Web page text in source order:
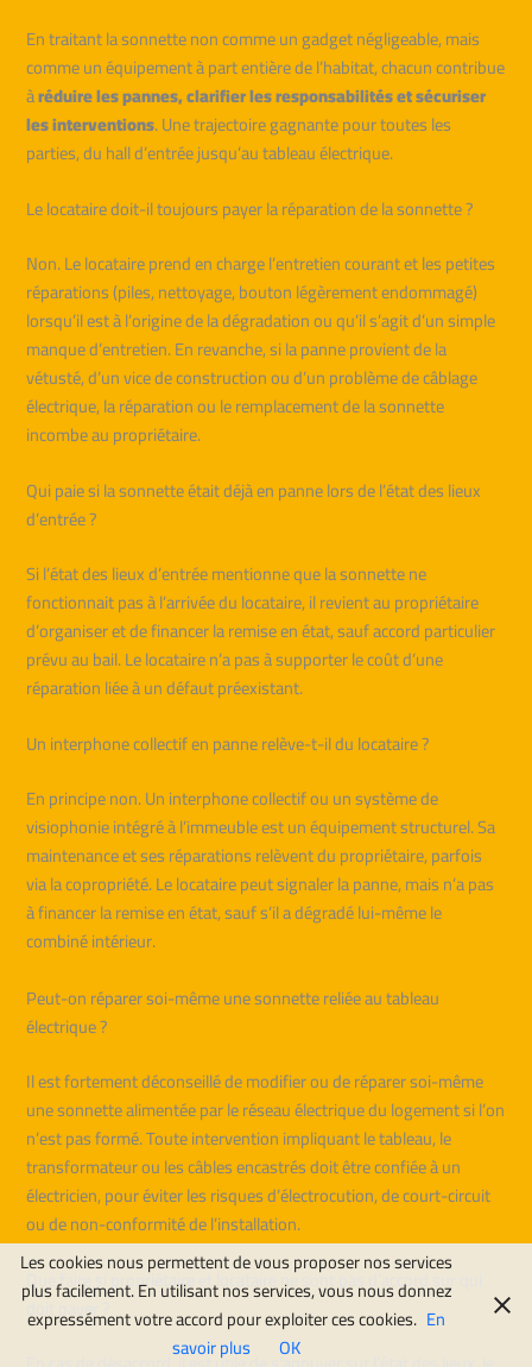
En traitant la sonnette non comme un gadget négligeable, mais
comme un équipement à part entière de l’habitat, chacun contribue
àréduire les pannes, clarifier les responsabilités et sécuriser
les interventions. Une trajectoire gagnante pour toutes les
parties, du hall d’entrée jusqu’au tableau électrique.
Le locataire doit-il toujours payer la réparation de la sonnette ?
Non. Le locataire prend en charge l’entretien courant et les petites
réparations (piles, nettoyage, bouton légèrement endommagé)
lorsqu’il est à l’origine de la dégradation ou qu’il s’agit d’un simple
manque d’entretien. En revanche, si la panne provient de la
vétusté, d’un vice de construction ou d’un problème de câblage
électrique, la réparation ou le remplacement de la sonnette
incombe au propriétaire.
Qui paie si la sonnette était déjà en panne lors de l’état des lieux
d’entrée ?
Si l’état des lieux d’entrée mentionne que la sonnette ne
fonctionnait pas à l’arrivée du locataire, il revient au propriétaire
d’organiser et de financer la remise en état, sauf accord particulier
prévu au bail. Le locataire n’a pas à supporter le coût d’une
réparation liée à un défaut préexistant.
Un interphone collectif en panne relève-t-il du locataire ?
En principe non. Un interphone collectif ou un système de
visiophonie intégré à l’immeuble est un équipement structurel. Sa
maintenance et ses réparations relèvent du propriétaire, parfois
via la copropriété. Le locataire peut signaler la panne, mais n’a pas
à financer la remise en état, sauf s’il a dégradé lui-même le
combiné intérieur.
Peut-on réparer soi-même une sonnette reliée au tableau
électrique ?
Il est fortement déconseillé de modifier ou de réparer soi-même
une sonnette alimentée par le réseau électrique du logement si l’on
n’est pas formé. Toute intervention impliquant le tableau, le
transformateur ou les câbles encastrés doit être confiée à un
électricien, pour éviter les risques d’électrocution, de court-circuit
ou de non-conformité de l’installation.
Que faire si propriétaire et locataire ne sont pas d’accord sur qui
doit payer ?
Les cookies nous permettent de vous proposer nos services
plus facilement. En utilisant nos services, vous nous donnez
expressément votre accord pour exploiter ces cookies. En
savoir plus
OK